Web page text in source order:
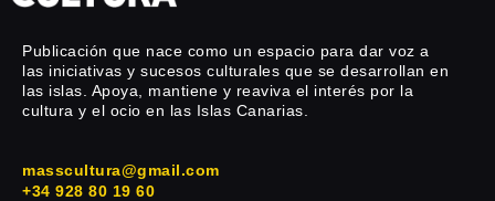
Publicación que nace como un espacio para dar voz a
las iniciativas y sucesos culturales que se desarrollan en
las islas. Apoya, mantiene y reaviva el interés por la
cultura y el ocio en las Islas Canarias.
masscultura@gmail.com
+34 928 80 19 60